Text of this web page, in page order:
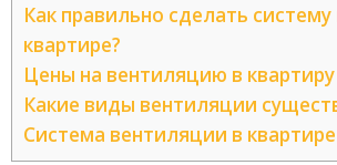
Как правильно сделать
квартире?
Цены на вентиляцию в квартиру
Какие виды вентиляции
Система вентиляции в квартире